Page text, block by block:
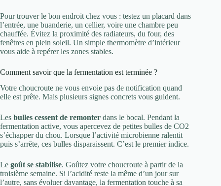
Pour trouver le bon endroit chez vous : testez un placard dans
l’entrée, une buanderie, un cellier, voire une chambre peu
chauffée. Évitez la proximité des radiateurs, du four, des
fenêtres en plein soleil. Un simple thermomètre d’intérieur
vous aide à repérer les zones stables.
Comment savoir que la fermentation est terminée ?
Votre choucroute ne vous envoie pas de notification quand
elle est prête. Mais plusieurs signes concrets vous guident.
Les bulles cessent de remonter dans le bocal. Pendant la
fermentation active, vous apercevez de petites bulles de CO2
s’échapper du chou. Lorsque l’activité microbienne ralentit
puis s’arrête, ces bulles disparaissent. C’est le premier indice.
Le goût se stabilise. Goûtez votre choucroute à partir de la
troisième semaine. Si l’acidité reste la même d’un jour sur
l’autre, sans évoluer davantage, la fermentation touche à sa